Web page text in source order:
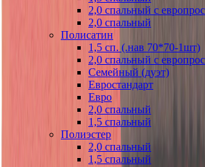
2,0 спальный с
2,0 спальный
Полисатин
1,5 сп. (.нав 70*70-1шт)
2,0 спальный с
Семейный (дуэт)
Евростандарт
Евро
2,0 спальный
1,5 спальный
Полиэстер
2,0 спальный
1,5 спальный